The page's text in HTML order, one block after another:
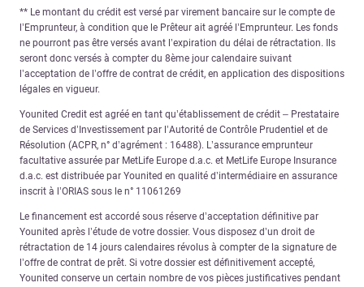
** Le montant du crédit est versé par virement bancaire sur le compte de
l’Emprunteur, à condition que le Prêteur ait agréé l’Emprunteur. Les fonds
ne pourront pas être versés avant l’expiration du délai de rétractation. Ils
seront donc versés à compter du 8ème jour calendaire suivant
l’acceptation de l’offre de contrat de crédit, en application des dispositions
légales en vigueur.
Younited Credit est agréé en tant qu’établissement de crédit – Prestataire
de Services d’Investissement par l’Autorité de Contrôle Prudentiel et de
Résolution (ACPR, n° d’agrément : 16488). L’assurance emprunteur
facultative assurée par MetLife Europe d.a.c. et MetLife Europe Insurance
d.a.c. est distribuée par Younited en qualité d’intermédiaire en assurance
inscrit à l’ORIAS sous le n° 11061269
Le financement est accordé sous réserve d’acceptation définitive par
Younited après l’étude de votre dossier. Vous disposez d’un droit de
rétractation de 14 jours calendaires révolus à compter de la signature de
l’offre de contrat de prêt. Si votre dossier est définitivement accepté,
Younited conserve un certain nombre de vos pièces justificatives pendant